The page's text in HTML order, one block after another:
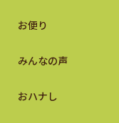
お便り
みんなの声
おハナし